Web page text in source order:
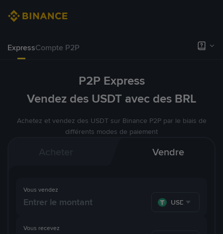
ExpressCompte P2P
P2P Express
Vendez des USDT avec des BRL
Achetez et vendez des USDT sur Binance P2P par le biais de
différents modes de paiement
Vendre
Vous recevez
Vous vendez
USDT